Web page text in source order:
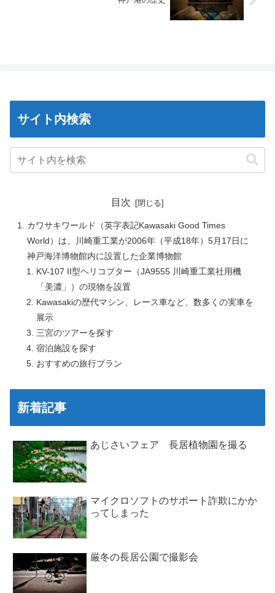
サイト内検索
目次
カワサキワールド（英字表記Kawasaki Good Times
World）は、川崎重工業が2006年（平成18年）5月17日に
神戸海洋博物館内に設置した企業博物館
KV-107 II型ヘリコプター（JA9555 川崎重工業社用機
「美濃」）の現物を設置
Kawasakiの歴代マシン、レース車など、数多くの実車を
展示
三宮のツアーを探す
宿泊施設を探す
おすすめの旅行プラン
新着記事
あじさいフェア 長居植物園を撮る
マイクロソフトのサポート詐欺にかか
ってしまった
厳冬の長居公園で撮影会